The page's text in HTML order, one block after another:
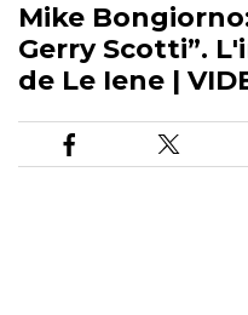
Mike
Gerry Scotti”.
de Le Iene |